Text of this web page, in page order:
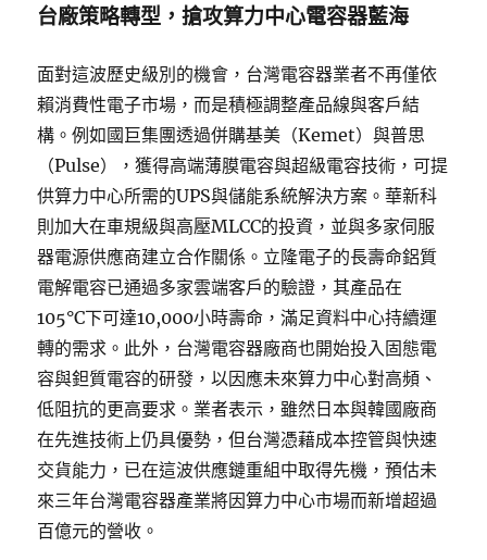
台廠策略轉型，搶攻算力中心電容器藍海
面對這波歷史級別的機會，台灣電容器業者不再僅依
賴消費性電子市場，而是積極調整產品線與客戶結
構。例如國巨集團透過併購基美（Kemet）與普思
（Pulse），獲得高端薄膜電容與超級電容技術，可提
供算力中心所需的UPS與儲能系統解決方案。華新科
則加大在車規級與高壓MLCC的投資，並與多家伺服
器電源供應商建立合作關係。立隆電子的長壽命鋁質
電解電容已通過多家雲端客戶的驗證，其產品在
105°C下可達10,000小時壽命，滿足資料中心持續運
轉的需求。此外，台灣電容器廠商也開始投入固態電
容與鉭質電容的研發，以因應未來算力中心對高頻、
低阻抗的更高要求。業者表示，雖然日本與韓國廠商
在先進技術上仍具優勢，但台灣憑藉成本控管與快速
交貨能力，已在這波供應鏈重組中取得先機，預估未
來三年台灣電容器產業將因算力中心市場而新增超過
百億元的營收。